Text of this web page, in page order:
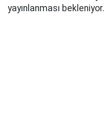
yayınlanması bekleniyor.